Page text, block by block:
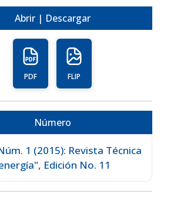
Abrir | Descargar
PDF FLIP
Número
1 (2015): Revista Técnica
Edición No. 11